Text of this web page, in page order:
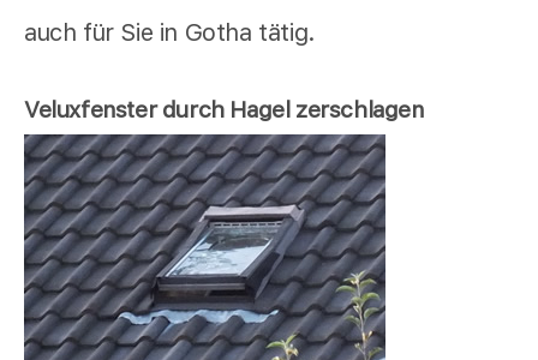
auch für Sie in Gotha tätig.
Veluxfenster durch Hagel zerschlagen